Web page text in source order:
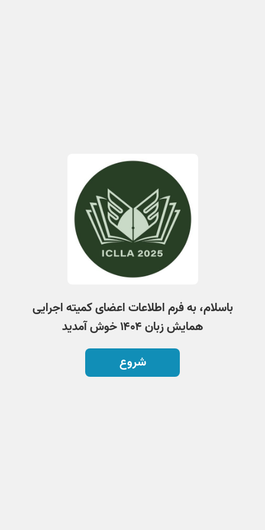
باسلام، به فرم اطلاعات اعضای کمیته اجرایی
همایش زبان ۱۴۰۴ خوش آمدید
شروع